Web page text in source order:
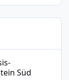
Süd